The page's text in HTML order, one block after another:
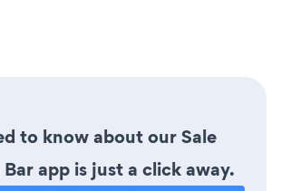
to know about our Sale
app is just a click away.